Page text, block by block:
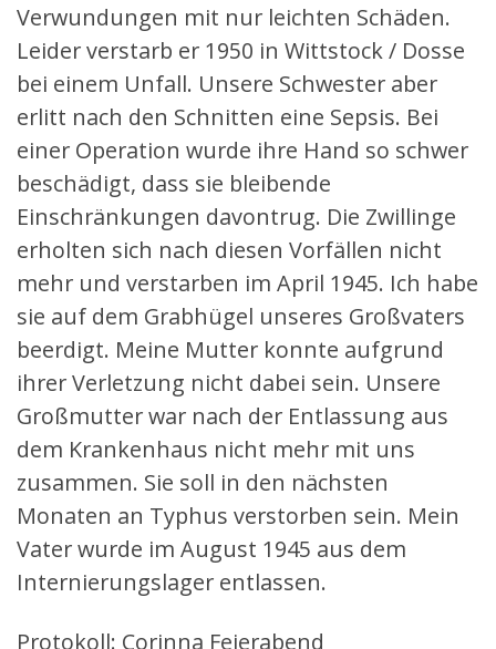
Verwundungen mit nur leichten Schäden.
Leider verstarb er 1950 in Wittstock / Dosse
bei einem Unfall. Unsere Schwester aber
erlitt nach den Schnitten eine Sepsis. Bei
einer Operation wurde ihre Hand so schwer
beschädigt, dass sie bleibende
Einschränkungen davontrug. Die Zwillinge
erholten sich nach diesen Vorfällen nicht
mehr und verstarben im April 1945. Ich habe
sie auf dem Grabhügel unseres Großvaters
beerdigt. Meine Mutter konnte aufgrund
ihrer Verletzung nicht dabei sein. Unsere
Großmutter war nach der Entlassung aus
dem Krankenhaus nicht mehr mit uns
zusammen. Sie soll in den nächsten
Monaten an Typhus verstorben sein. Mein
Vater wurde im August 1945 aus dem
Internierungslager entlassen.
Protokoll: Corinna Feierabend